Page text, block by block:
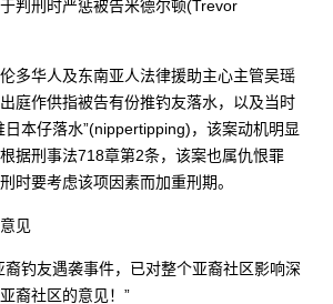
判刑时严惩被告米德尔顿(Trevor
多华人及东南亚人法律援助主心主管吴瑶
庭作供指被告有份推钓友落水，以及当时
日本仔落水”(nippertipping)，该案动机明显
据刑事法718章第2条，该案也属仇恨罪
时要考虑该项因素而加重刑期。
见
裔钓友遇袭事件，已对整个亚裔社区影响深
裔社区的意见！”